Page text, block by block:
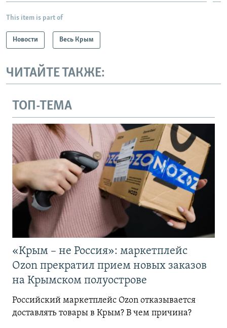
This item is part of
Новости Весь Крым
ЧИТАЙТЕ ТАКЖЕ:
ТОП-ТЕМА
«Крым – не Россия»: маркетплейс
Ozon прекратил прием новых заказов
на Крымском полуострове
Российский маркетплейс Ozon отказывается
доставлять товары в Крым? В чем причина?